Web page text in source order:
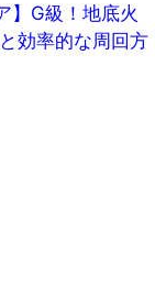
】G級！地底火
効率的な周回方